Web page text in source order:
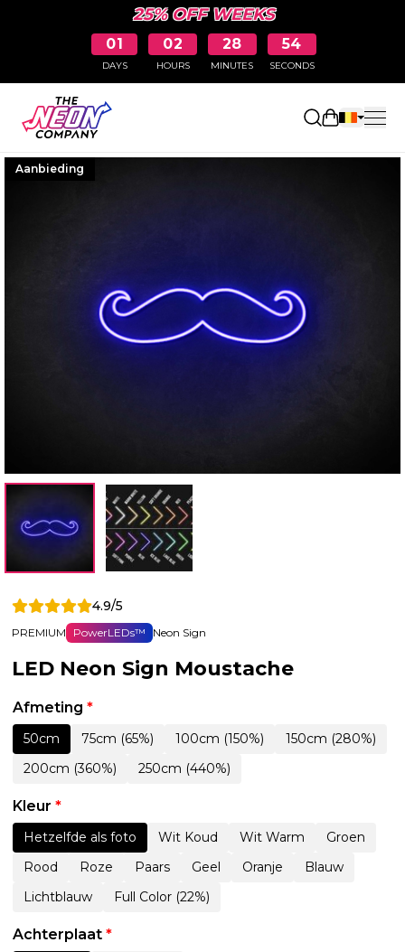
25% OFF WEEKS
01
DAYS
02
HOURS
28
MINUTES
53
SECONDS
Aanbieding
4.9/5
PREMIUM PowerLEDs™ Neon Sign
LED Neon Sign Moustache
Afmeting *
50cm 75cm (65%) 100cm (150%)
150cm (280%)
200cm (360%)
250cm (440%)
Kleur *
Hetzelfde als foto Wit Koud Wit Warm
Groen
Rood
Roze Paars Geel Oranje
Blauw
Lichtblauw
Full Color (22%)
Achterplaat *